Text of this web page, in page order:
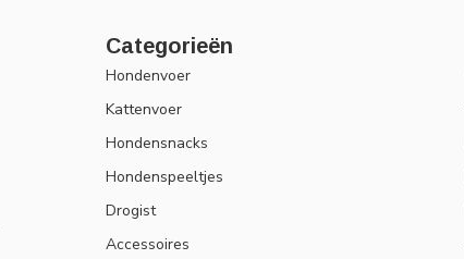
Categorieën
Hondenvoer
Kattenvoer
Hondensnacks
Hondenspeeltjes
Drogist
Accessoires